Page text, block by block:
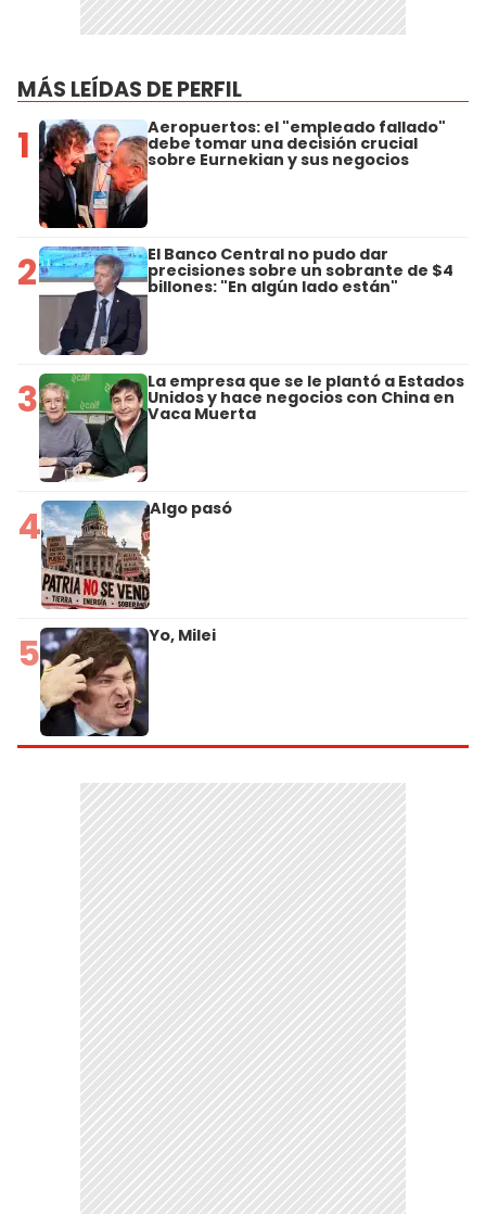
MÁS LEÍDAS DE PERFIL
1 Aeropuertos: el "empleado fallado"
debe tomar una decisión crucial
sobre Eurnekian y sus negocios
2 El Banco Central no pudo dar
precisiones sobre un sobrante de $4
billones: "En algún lado están"
3 La empresa que se le plantó a Estados
Unidos y hace negocios con China en
Vaca Muerta
4 Algo pasó
5 Yo, Milei